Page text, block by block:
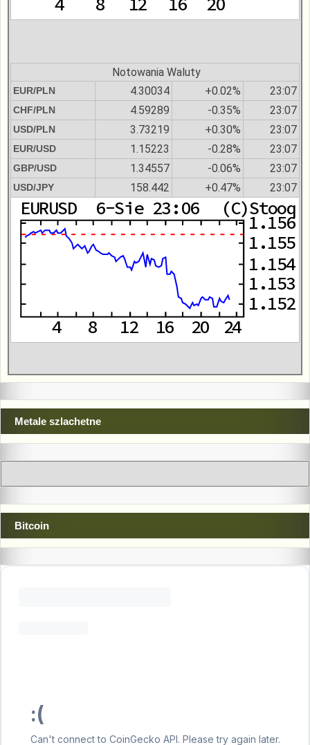
Notowania Waluty
EUR/PLN 4.30034 +0.02% 23:07
CHF/PLN 4.59289 -0.35% 23:07
USD/PLN 3.73219 +0.30% 23:07
EUR/USD 1.15223 -0.28% 23:07
GBP/USD 1.34557 -0.06% 23:07
USD/JPY 158.442 +0.47% 23:07
Metale szlachetne
Bitcoin